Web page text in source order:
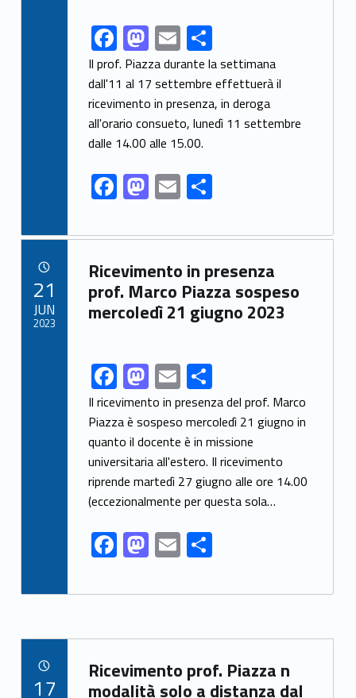
Link identifier share facebook archive #share-link-archive-11995F
ac
e
b
o
o
k
M
as
to
d
o
n
E
m
ai
l
C
o
n
di
vi
di
Il prof. Piazza durante la settimana
dall'11 al 17 settembre effettuerà il
ricevimento in presenza, in deroga
all'orario consueto, lunedì 11 settembre
dalle 14.00 alle 15.00.
F
ac
e
b
o
o
M
as
to
d
o
n
E
m
ai
l
C
o
n
di
vi
di
Link identifier archive #link-archive-63027
Ricevimento in presenza
prof. Marco Piazza sospeso
mercoledì 21 giugno 2023
Link identifier share facebook archive #share-link-archive-34237F
ac
e
b
o
o
k
M
as
to
d
o
n
E
m
ai
l
C
o
n
di
vi
di
Il ricevimento in presenza del prof. Marco
Piazza è sospeso mercoledì 21 giugno in
quanto il docente è in missione
universitaria all'estero. Il ricevimento
riprende martedì 27 giugno alle ore 14.00
(eccezionalmente per questa sola…
F
ac
e
o
o
M
as
to
o
n
E
m
ai
C
n
vi
di
21
JUN
2023
Link identifier archive #link-archive-16627
Ricevimento prof. Piazza n
modalità solo a distanza dal
17